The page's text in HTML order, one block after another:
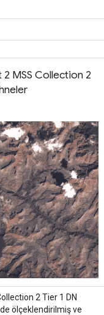
2 MSS Collection 2
2 Tier 1 DN
ölçeklendirilmiş ve